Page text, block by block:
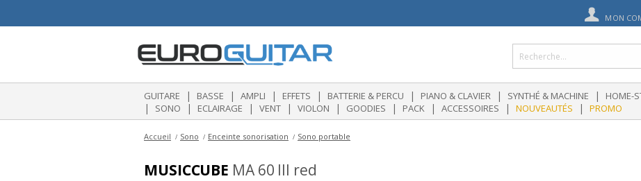
MON
GUITARE | BASSE | AMPLI | EFFETS | BATTERIE & PERCU | PIANO & CLAVIER | SYNTHÉ & MACHINE | HOME-
| SONO | ECLAIRAGE | VENT | VIOLON | GOODIES | PACK | ACCESSOIRES | NOUVEAUTÉS | PROMO
Accueil Sono Enceinte sonorisation Sono portable
MUSICCUBE MA 60 III red